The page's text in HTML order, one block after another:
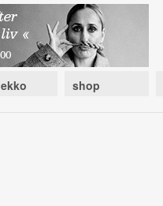
shop